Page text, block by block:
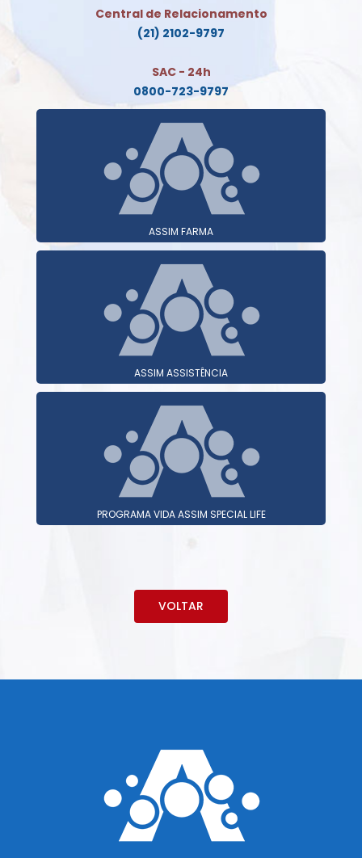
Central de Relacionamento
(21) 2102-9797
SAC - 24h
0800-723-9797
ASSIM FARMA
ASSIM ASSISTÊNCIA
PROGRAMA VIDA ASSIM SPECIAL LIFE
VOLTAR